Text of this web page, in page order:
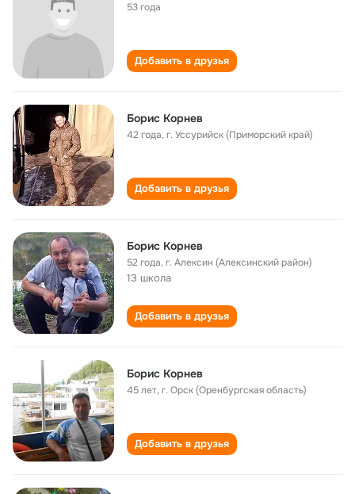
53 года
Добавить в друзья
Борис Корнев
42 года,г. Уссурийск (Приморский край)
Добавить в друзья
Борис Корнев
52 года,г. Алексин (Алексинский район)
13 школа
Добавить в друзья
Борис Корнев
45 лет,г. Орск (Оренбургская область)
Добавить в друзья